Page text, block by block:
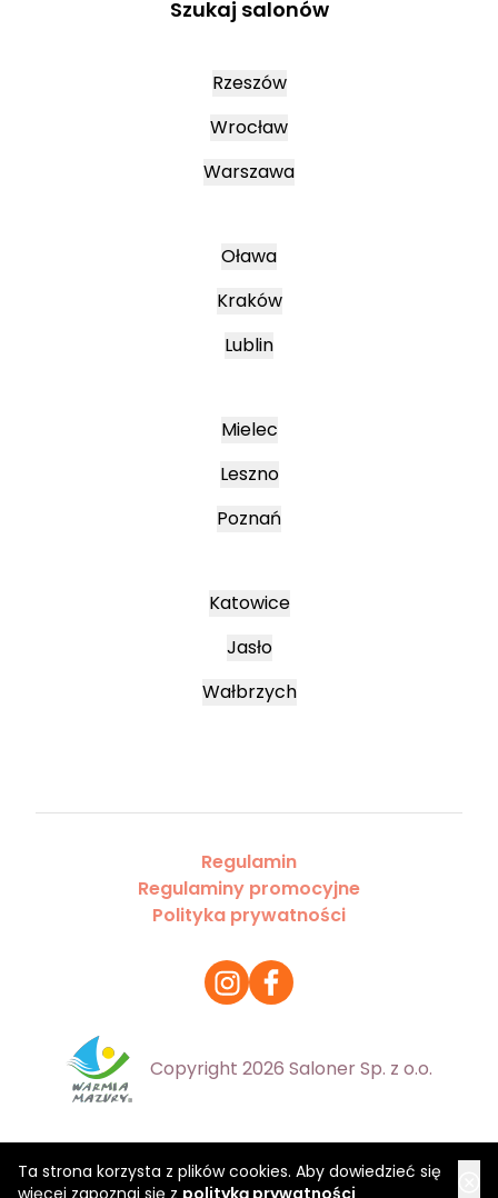
Ta strona korzysta z plików cookies. Aby dowiedzieć się
więcej zapoznaj się z polityką prywatności
Szukaj salonów
Rzeszów
Wrocław
Warszawa
Oława
Kraków
Lublin
Mielec
Leszno
Poznań
Katowice
Jasło
Wałbrzych
Regulamin
Regulaminy promocyjne
Polityka prywatności
Copyright 2026 Saloner Sp. z o.o.